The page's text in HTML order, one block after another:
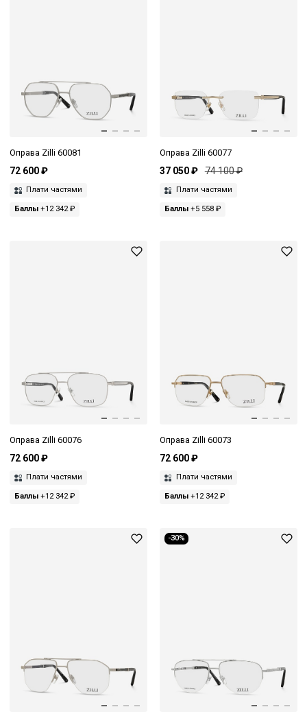
Оправа Zilli 60081
72 600 ₽
Плати частями
Баллы +12 342 ₽
Оправа Zilli 60077
37 050 ₽ 74 100 ₽
Плати частями
Баллы+5 558 ₽
Оправа Zilli 60076
72 600 ₽
Плати частями
Баллы +12 342 ₽
Оправа Zilli 60073
72 600 ₽
Плати частями
Баллы+12 342 ₽
-30%